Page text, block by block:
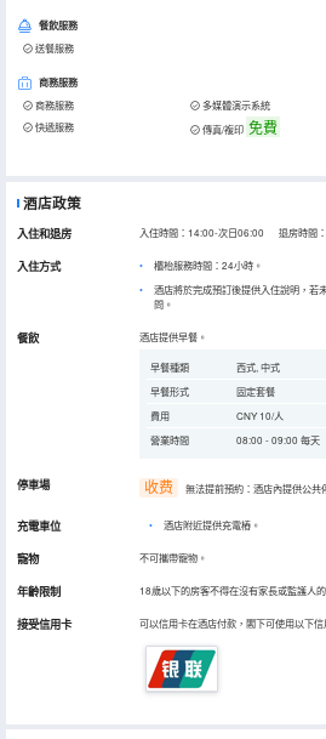
餐飲服務
送餐服務
商務服務
商務服務 多媒體演示系統
快遞服務
傳真/複印 免費
酒店政策
入住和退房 入住時間：14:00-次日06:00 退房時間
入住方式
櫃枱服務時間：24小時。
酒店將於完成預訂後提供入住說明，若
問。
餐飲 酒店提供早餐。
早餐種類
西式, 中式
早餐形式
固定套餐
費用
CNY 10/人
營業時間
08:00 - 09:00 每天
停車場 收费 無法提前預約：酒店內提供公共
充電車位 • 酒店附近提供充電樁。
寵物 不可攜帶寵物。
年齡限制 18歲以下的房客不得在沒有家長或監護人
接受信用卡 可以信用卡在酒店付款，閣下可使用以下信